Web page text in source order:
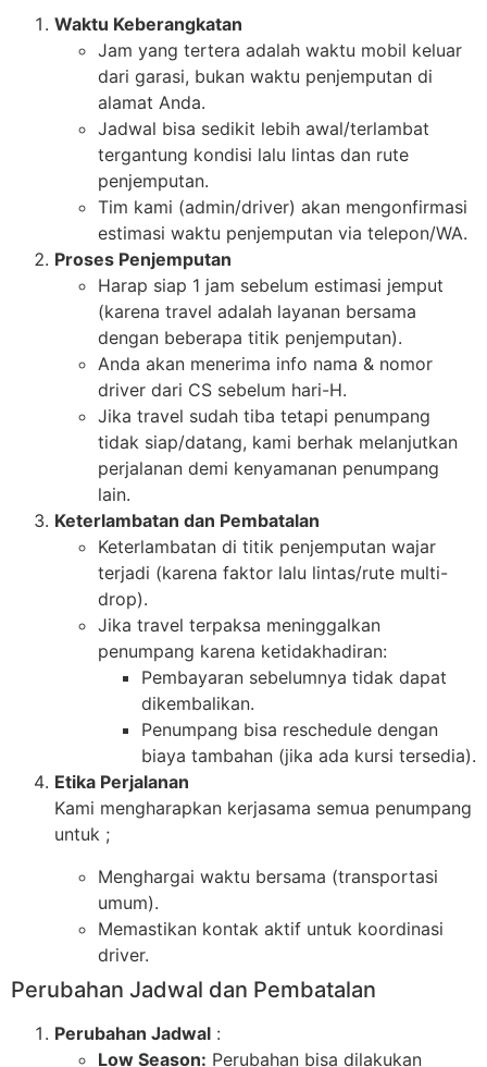
Waktu Keberangkatan
Jam yang tertera adalah waktu mobil keluar
dari garasi, bukan waktu penjemputan di
alamat Anda.
Jadwal bisa sedikit lebih awal/terlambat
tergantung kondisi lalu lintas dan rute
penjemputan.
Tim kami (admin/driver) akan mengonfirmasi
estimasi waktu penjemputan via telepon/WA.
Proses Penjemputan
Harap siap 1 jam sebelum estimasi jemput
(karena travel adalah layanan bersama
dengan beberapa titik penjemputan).
Anda akan menerima info nama & nomor
driver dari CS sebelum hari-H.
Jika travel sudah tiba tetapi penumpang
tidak siap/datang, kami berhak melanjutkan
perjalanan demi kenyamanan penumpang
lain.
Keterlambatan dan Pembatalan
Keterlambatan di titik penjemputan wajar
terjadi (karena faktor lalu lintas/rute multi-
drop).
Jika travel terpaksa meninggalkan
penumpang karena ketidakhadiran:
Pembayaran sebelumnya tidak dapat
dikembalikan.
Penumpang bisa reschedule dengan
biaya tambahan (jika ada kursi tersedia).
Etika Perjalanan
Kami mengharapkan kerjasama semua penumpang
untuk ;
Menghargai waktu bersama (transportasi
umum).
Memastikan kontak aktif untuk koordinasi
driver.
Perubahan Jadwal dan Pembatalan
Perubahan Jadwal :
Low Season: Perubahan bisa dilakukan